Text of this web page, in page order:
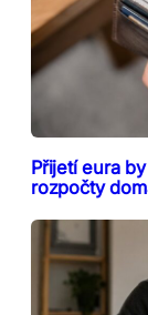
Přijetí eura
rozpočty